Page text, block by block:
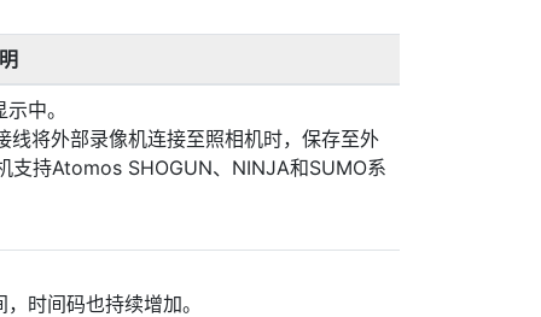
中。
线将外部录像机连接至照相机时，保存至外
支持Atomos SHOGUN、NINJA和SUMO系
时间码也持续增加。